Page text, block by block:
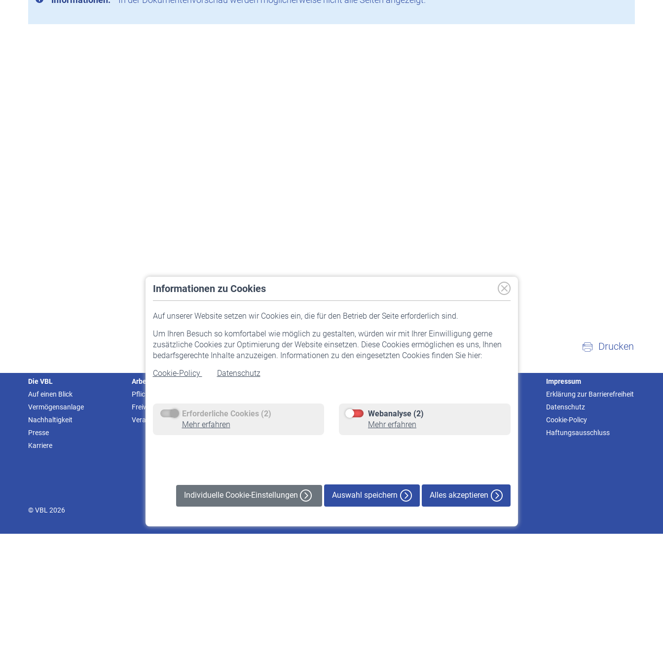
Informationen zu Cookies
Auf unserer Website setzen wir Cookies ein, die für den Betrieb der Seite erforderlich sind.
Um Ihren Besuch so komfortabel wie möglich zu gestalten, würden wir mit Ihrer Einwilligung gerne
zusätzliche Cookies zur Optimierung der Website einsetzen. Diese Cookies ermöglichen es uns, Ihnen
bedarfsgerechte Inhalte anzuzeigen. Informationen zu den eingesetzten Cookies finden Sie hier:
Cookie-Policy
Datenschutz
Erforderliche Cookies (2)
Mehr erfahren
Webanalyse (2)
Mehr erfahren
Individuelle Cookie-Einstellungen Auswahl speichern Alles akzeptieren
Drucken
Die VBL
Auf einen Blick
Vermögensanlage
Nachhaltigkeit
Presse
Karriere
Arbeitgeber
Pflichtversicherung
Freiwillige Versicherung
Veranstaltungen
Staatliche Förderung
Rente beantragen
Rentenauszahlung
Impressum
Erklärung zur Barrierefreiheit
Datenschutz
Cookie-Policy
Haftungsausschluss
© VBL 2026